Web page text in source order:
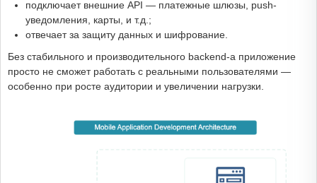
подключает внешние API — платежные шлюзы, push-
уведомления, карты, и т.д.;
отвечает за защиту данных и шифрование.
Без стабильного и производительного backend-а приложение
просто не сможет работать с реальными пользователями —
особенно при росте аудитории и увеличении нагрузки.